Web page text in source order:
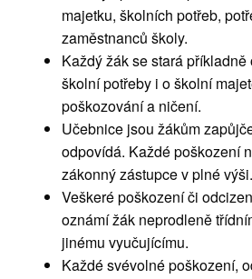
majetku, školních potřeb,
zaměstnanců školy.
Každý žák se stará
školní potřeby i o školní
poškozování a ničení.
Učebnice jsou žákům
odpovídá. Každé poškození
zákonný zástupce v plné výši.
Veškeré poškození či
oznámí žák neprodleně
jinému vyučujícímu.
Každé svévolné poškození,